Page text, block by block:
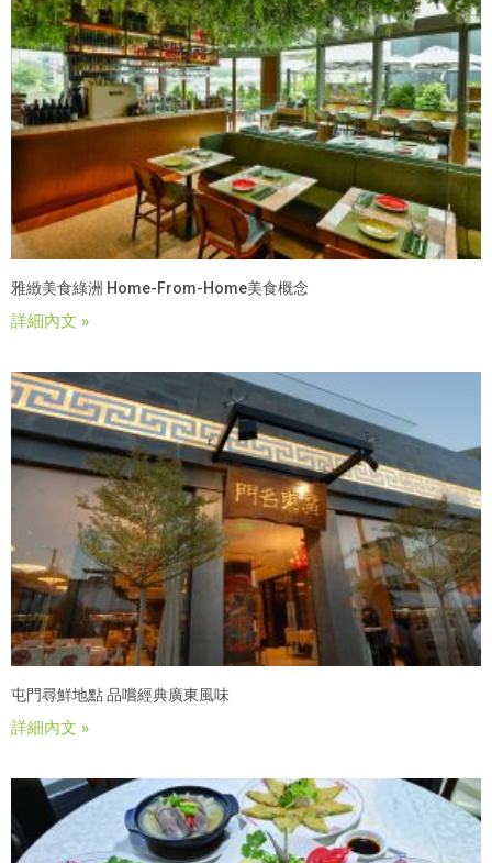
雅緻美食綠洲 Home-From-Home美食概念
詳細內文 »
屯門尋鮮地點 品嚐經典廣東風味
詳細內文 »